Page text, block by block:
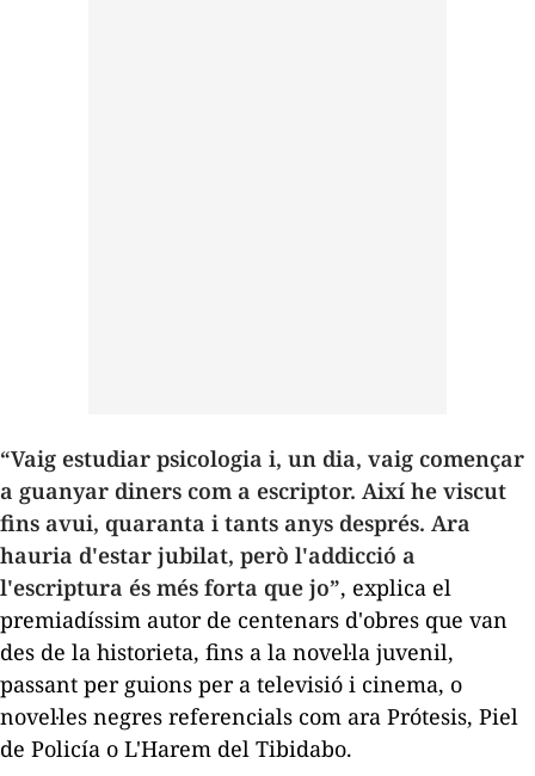
“Vaig estudiar psicologia i, un dia, vaig començar
a guanyar diners com a escriptor. Així he viscut
fins avui, quaranta i tants anys després. Ara
hauria d'estar jubilat, però l'addicció a
l'escriptura és més forta que jo”, explica el
premiadíssim autor de centenars d'obres que van
des de la historieta, fins a la novel·la juvenil,
passant per guions per a televisió i cinema, o
novel·les negres referencials com ara Prótesis, Piel
de Policía o L'Harem del Tibidabo.